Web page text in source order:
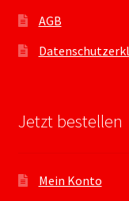
AGB
Jetzt bestellen
Mein Konto